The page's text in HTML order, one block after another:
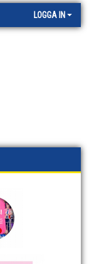
LOGGA IN